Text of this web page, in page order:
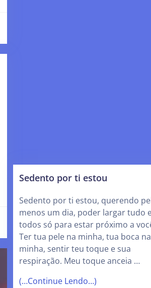
Sedento por ti estou
Sedento por ti estou, querendo
menos um dia, poder largar tudo
todos só para estar próximo a
Ter tua pele na minha, tua boca na
minha, sentir teu toque e sua
respiração. Meu toque anceia …
(…Continue Lendo…)